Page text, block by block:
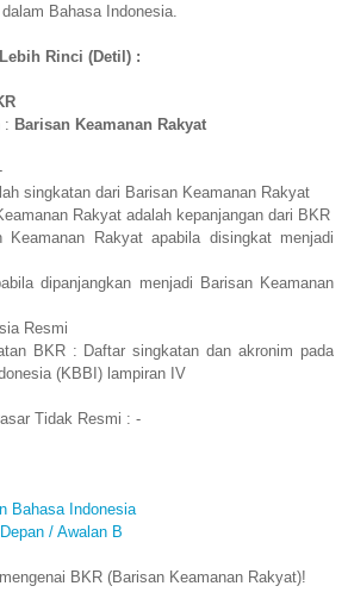
Bahasa Indonesia.
Rinci (Detil) :
: Barisan Keamanan Rakyat
singkatan dari Barisan Keamanan Rakyat
Rakyat adalah kepanjangan dari BKR
Rakyat apabila disingkat menjadi
dipanjangkan menjadi Barisan Keamanan
Resmi
BKR : Daftar singkatan dan akronim pada
(KBBI) lampiran IV
Tidak Resmi : -
Bahasa Indonesia
/ Awalan B
BKR (Barisan Keamanan Rakyat)!